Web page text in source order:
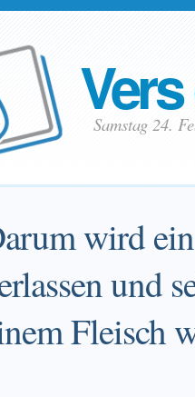
Samstag 24.
wird
und
Fleisch